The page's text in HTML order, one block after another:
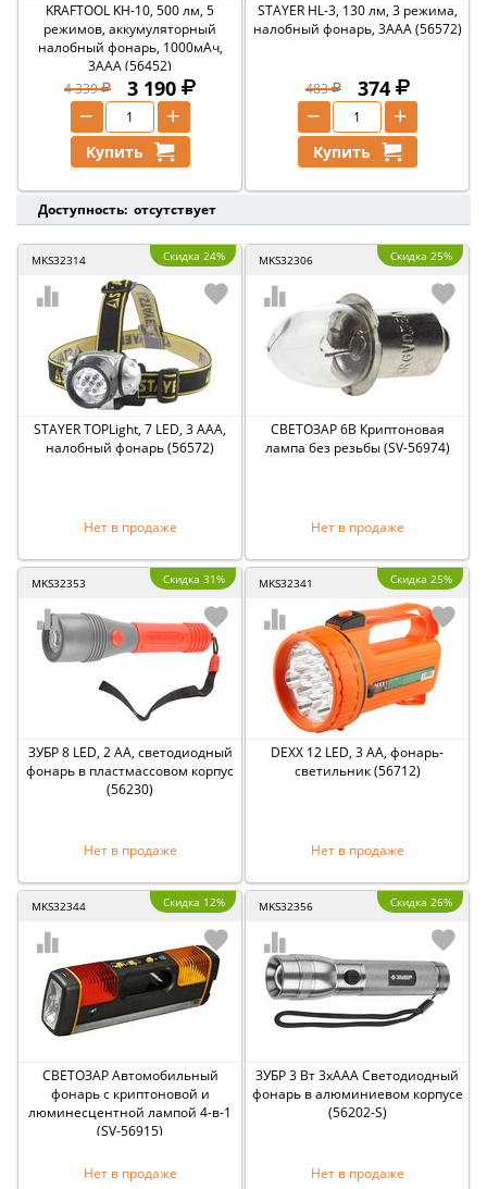
KRAFTOOL KH-10, 500 лм, 5
режимов, аккумуляторный
налобный фонарь, 1000мАч,
3ААА (56452)
4 339
3 190
+
−
Купить
STAYER HL-3, 130 лм, 3 режима,
налобный фонарь, 3ААА (56572)
483 374
+
−
Купить
Доступность: отсутствует
MKS32314 Скидка 24%
STAYER TOPLight, 7 LED, 3 AAA,
налобный фонарь (56572)
Нет в продаже
MKS32306 Скидка 25%
СВЕТОЗАР 6В Криптоновая
лампа без резьбы (SV-56974)
Нет в продаже
MKS32353 Скидка 31%
ЗУБР 8 LED, 2 АА, светодиодный
фонарь в пластмассовом корпус
(56230)
Нет в продаже
MKS32341 Скидка 25%
DEXX 12 LED, 3 AA, фонарь-
светильник (56712)
Нет в продаже
MKS32344 Скидка 12%
СВЕТОЗАР Автомобильный
фонарь с криптоновой и
люминесцентной лампой 4-в-1
(SV-56915)
Нет в продаже
MKS32356 Скидка 26%
ЗУБР 3 Вт 3xAAA Светодиодный
фонарь в алюминиевом корпусе
(56202-S)
Нет в продаже